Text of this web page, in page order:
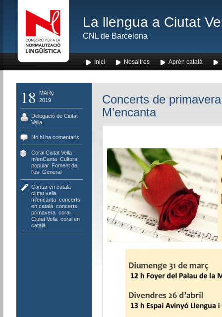
La llengua a Ciutat
CNL de Barcelona
Inici Nosaltres Aprèn català
18
MARç
2019
Delegació de Ciutat
Vella
No hi ha comentaris
Coral Ciutat Vella
m'enCanta, Cultura
popular, Foment de
l'ús General
Cantar en català,
ciutat vella
m'encanta, concerts
en català, concerts
primavera, coral
Ciutat Vella, coral en
català
Concerts de
M’encanta